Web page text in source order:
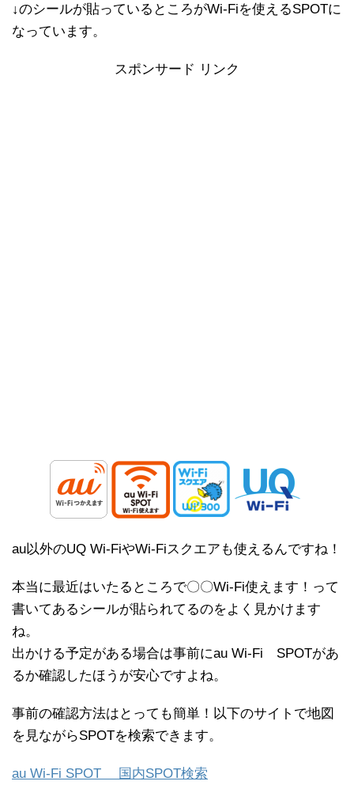
↓のシールが貼っているところがWi-Fiを使えるSPOTに
なっています。
スポンサード リンク
au以外のUQ Wi-FiやWi-Fiスクエアも使えるんですね！
本当に最近はいたるところで〇〇Wi-Fi使えます！って
書いてあるシールが貼られてるのをよく見かけます
ね。
出かける予定がある場合は事前にau Wi-Fi SPOTがあ
るか確認したほうが安心ですよね。
事前の確認方法はとっても簡単！以下のサイトで地図
を見ながらSPOTを検索できます。
au Wi-Fi SPOT 国内SPOT検索